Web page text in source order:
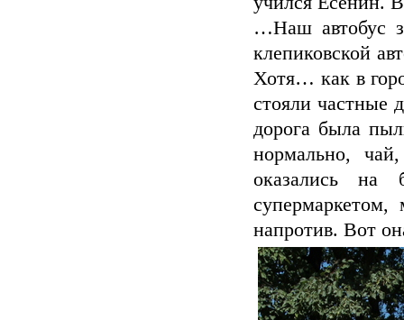
…Наш автобус
клепиковской
Хотя… как в
стояли частные
дорога была
нормально,
оказались на
напротив. Вот